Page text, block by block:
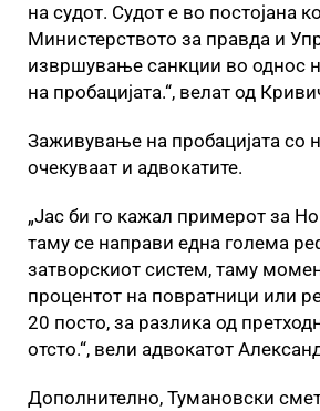
на судот. Судот е во постојана
Министерството за правда и
извршување санкции во однос
на пробацијата.“, велат од
Заживување на пробацијата со
очекуваат и адвокатите.
„Јас би го кажал примерот за
таму се направи една голема
затворскиот систем, таму
процентот на повратници или
20 посто, за разлика од
отсто.“, вели адвокатот
Дополнително, Тумановски